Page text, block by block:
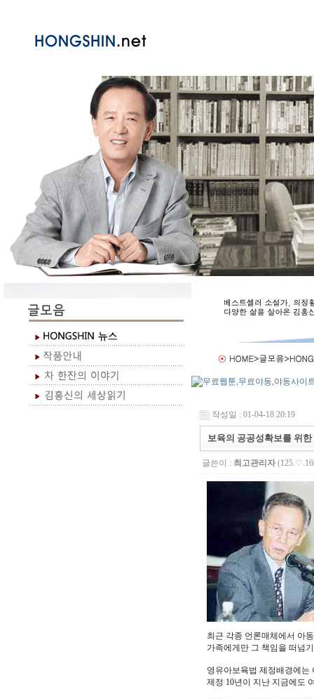
작성일 : 01-04-18 20:19
보육의 공공성확보를 위
글쓴이 : 최고관리자
최근 각종 언론매체에서 아
가족에게만 그 책임을 떠넘
영유아보육법 제정배경에는
제정 10년이 지난 지금에도